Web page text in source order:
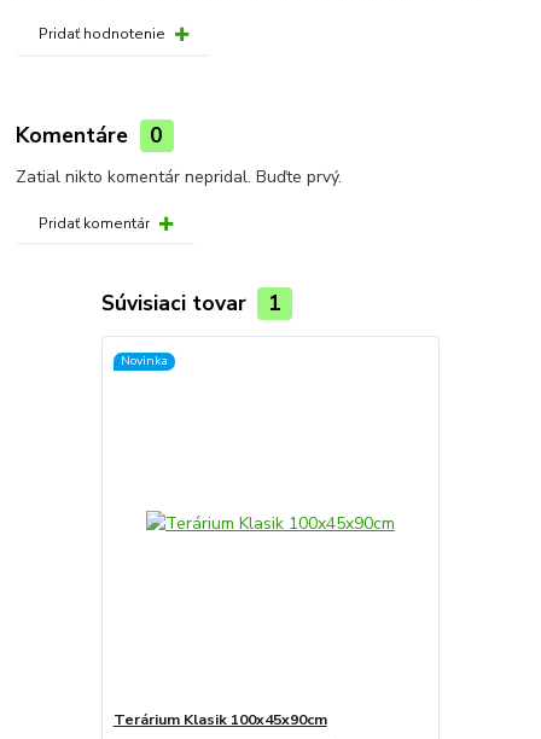
Pridať hodnotenie
Komentáre 0
Zatial nikto komentár nepridal. Buďte prvý.
Pridať komentár
Súvisiaci tovar 1
Novinka
Terárium Klasik 100x45x90cm